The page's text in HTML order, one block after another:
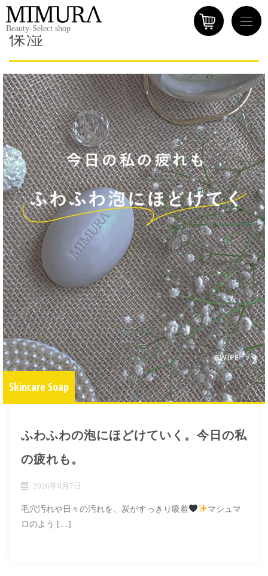
Beauty-Select shop
保湿
Skincare Soap
ふわふわの泡にほどけていく。今日の私
の疲れも。
2026年8月7日
毛穴汚れや日々の汚れを、炭がすっきり吸着
マシュマ
ロのよう […]